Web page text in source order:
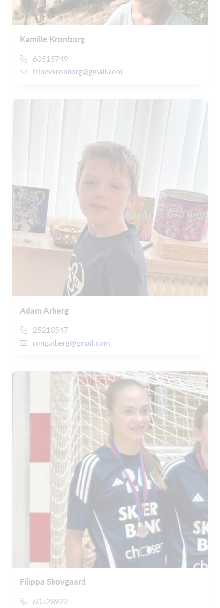
Kamille Kronborg
60515749
trinevkronborg@gmail.com
Adam Arberg
25218547
rongarberg@gmail.com
Filippa Skovgaard
60528922